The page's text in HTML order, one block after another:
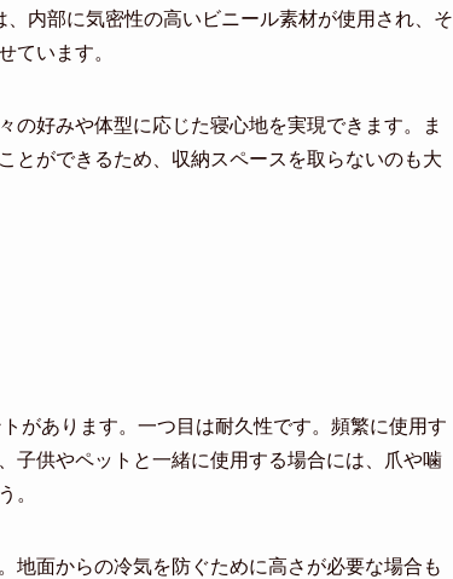
内部に気密性の高いビニール素材が使用され、そ
ています。
の好みや体型に応じた寝心地を実現できます。ま
とができるため、収納スペースを取らないのも大
があります。一つ目は耐久性です。頻繁に使用す
子供やペットと一緒に使用する場合には、爪や噛
。
地面からの冷気を防ぐために高さが必要な場合も